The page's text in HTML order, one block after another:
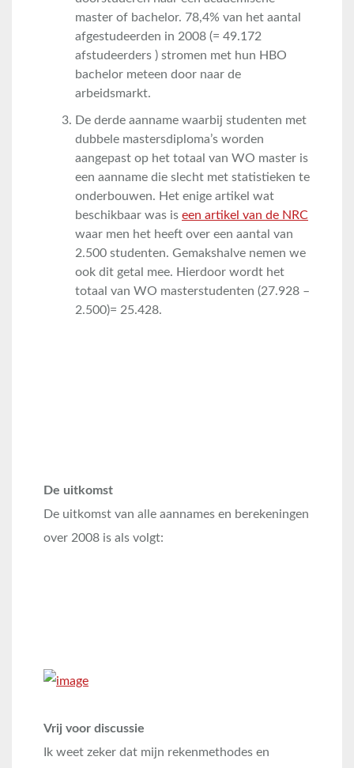
master of bachelor. 78,4% van het aantal
afgestudeerden in 2008 (= 49.172
afstudeerders ) stromen met hun HBO
bachelor meteen door naar de
arbeidsmarkt.
De derde aanname waarbij studenten met
dubbele mastersdiploma’s worden
aangepast op het totaal van WO master is
een aanname die slecht met statistieken te
onderbouwen. Het enige artikel wat
beschikbaar was is een artikel van de NRC
waar men het heeft over een aantal van
2.500 studenten. Gemakshalve nemen we
ook dit getal mee. Hierdoor wordt het
totaal van WO masterstudenten (27.928 –
2.500)= 25.428.
De uitkomst
De uitkomst van alle aannames en berekeningen
over 2008 is als volgt:
Vrij voor discussie
Ik weet zeker dat mijn rekenmethodes en